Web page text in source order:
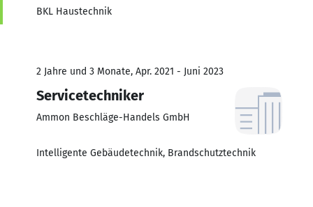
BKL Haustechnik
2 Jahre und 3 Monate, Apr. 2021 - Juni 2023
Servicetechniker
Ammon Beschläge-Handels GmbH
Intelligente Gebäudetechnik, Brandschutztechnik